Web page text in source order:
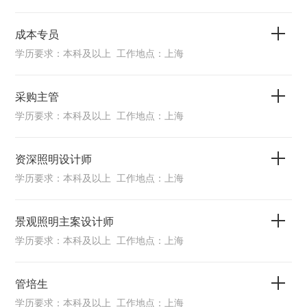
成本专员
学历要求：本科及以上 工作地点：上海
采购主管
学历要求：本科及以上 工作地点：上海
资深照明设计师
学历要求：本科及以上 工作地点：上海
景观照明主案设计师
学历要求：本科及以上 工作地点：上海
管培生
学历要求：本科及以上 工作地点：上海